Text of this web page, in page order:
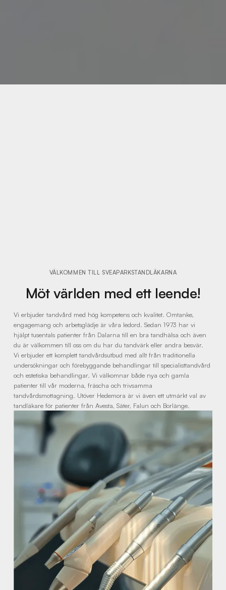
VÄLKOMMEN TILL SVEAPARKSTANDLÄKARNA
Möt världen med ett leende!
Vi erbjuder tandvård med hög kompetens och kvalitet. Omtanke,
engagemang och arbetsglädje är våra ledord. Sedan 1973 har vi
hjälpt tusentals patienter från Dalarna till en bra tandhälsa och även
du är välkommen till oss om du har du tandvärk eller andra besvär.
Vi erbjuder ett komplett tandvårdsutbud med allt från traditionella
undersökningar och förebyggande behandlingar till specialisttandvård
och estetiska behandlingar. Vi välkomnar både nya och gamla
patienter till vår moderna, fräscha och trivsamma
tandvårdsmottagning. Utöver Hedemora är vi även ett utmärkt val av
tandläkare för patienter från Avesta, Säter, Falun och Borlänge.